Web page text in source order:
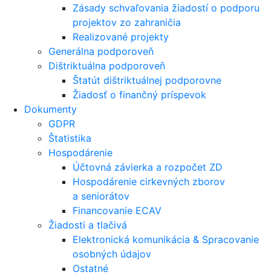
Zásady schvaľovania žiadostí o podporu
projektov zo zahraničia
Realizované projekty
Generálna podporoveň
Dištriktuálna podporoveň
Štatút dištriktuálnej podporovne
Žiadosť o finančný príspevok
Dokumenty
GDPR
Štatistika
Hospodárenie
Účtovná závierka a rozpočet ZD
Hospodárenie cirkevných zborov
a seniorátov
Financovanie ECAV
Žiadosti a tlačivá
Elektronická komunikácia & Spracovanie
osobných údajov
Ostatné